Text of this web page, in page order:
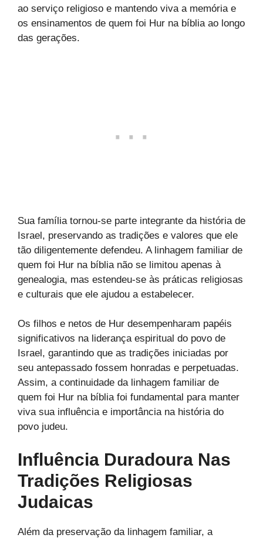
ao serviço religioso e mantendo viva a memória e
os ensinamentos de quem foi Hur na bíblia ao longo
das gerações.
Sua família tornou-se parte integrante da história de
Israel, preservando as tradições e valores que ele
tão diligentemente defendeu. A linhagem familiar de
quem foi Hur na bíblia não se limitou apenas à
genealogia, mas estendeu-se às práticas religiosas
e culturais que ele ajudou a estabelecer.
Os filhos e netos de Hur desempenharam papéis
significativos na liderança espiritual do povo de
Israel, garantindo que as tradições iniciadas por
seu antepassado fossem honradas e perpetuadas.
Assim, a continuidade da linhagem familiar de
quem foi Hur na bíblia foi fundamental para manter
viva sua influência e importância na história do
povo judeu.
Influência Duradoura Nas
Tradições Religiosas
Judaicas
Além da preservação da linhagem familiar, a